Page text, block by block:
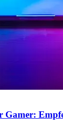
Gamer: